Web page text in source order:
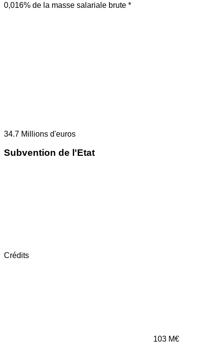
0,016% de la masse salariale brute *
34.7 Millions d'euros
Subvention de l'Etat
Crédits
103 M€